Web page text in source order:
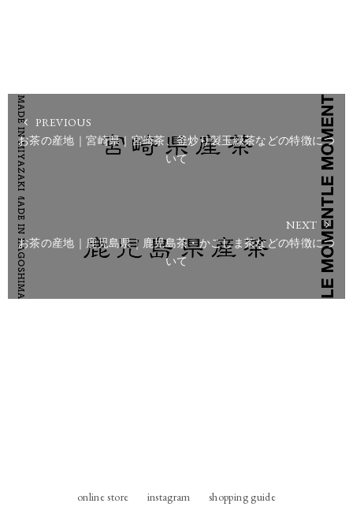
PREVIOUS
お茶の産地｜宮崎県｜宮崎茶、釜炒り製玉緑茶などの特徴につ
いて
NEXT
お茶の産地｜鹿児島県｜鹿児島茶・かごしま茶などの特徴につ
いて
online store instagram shopping guide